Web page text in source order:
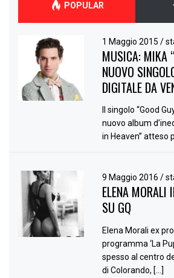
POPULAR
1 Maggio 2015/
MUSICA: MIKA
NUOVO
DIGITALE DA
Il singolo “Good
nuovo album
in Heaven” atteso
9 Maggio 2016/
ELENA MORALI
SU GQ
Elena Morali ex
programma ‘La
spesso al centro
di Colorando, […]